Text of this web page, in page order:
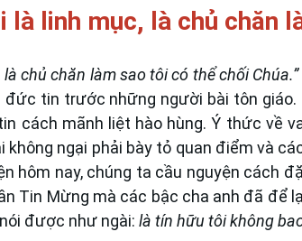
là linh mục, là chủ chăn
là chủ chăn làm sao tôi có thể chối Chúa.”
đức tin trước những người bài tôn
cách mãnh liệt hào hùng. Ý thức về
không ngại phải bày tỏ quan điểm và
hôm nay, chúng ta cầu nguyện cách
Tin Mừng mà các bậc cha anh đã để
được như ngài: là tín hữu tôi không